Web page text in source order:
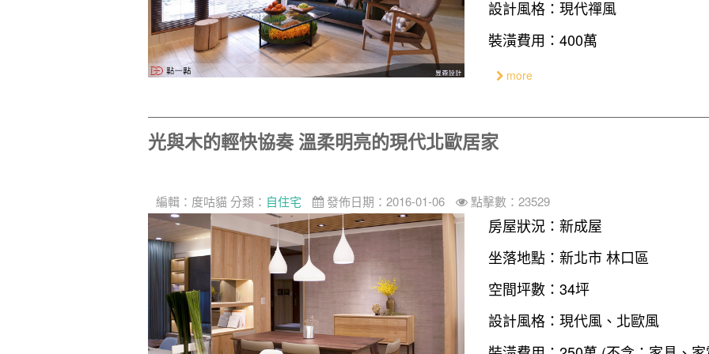
設計風格：現代禪風
裝潢費用：400萬
more
光與木的輕快協奏 溫柔明亮的現代北歐居家
編輯： 度咕貓 分類： 自住宅 發佈日期：2016-01-06 點擊數：23529
房屋狀況：新成屋
坐落地點：新北市 林口區
空間坪數：34坪
設計風格：現代風、北歐風